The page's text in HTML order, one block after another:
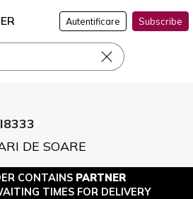
Autentificare Subscribe
DE SOARE
CONTAINS PARTNER
TIMES FOR DELIVERY